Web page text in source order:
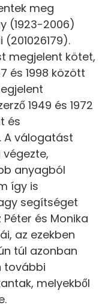
meg
(1923-2006)
megjelent kötet,
és 1998 között
1949 és 1972
és
A válogatást
végezte,
anyagból
így is
segítséget
és Monika
az ezekben
túl azonban
további
melyekből